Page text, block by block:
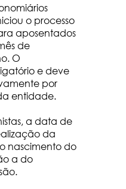
o processo
aposentados
de
O
e deve
por
entidade.
a data de
da
nascimento do
a do